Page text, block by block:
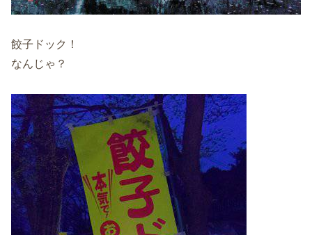
餃子ドック！
なんじゃ？